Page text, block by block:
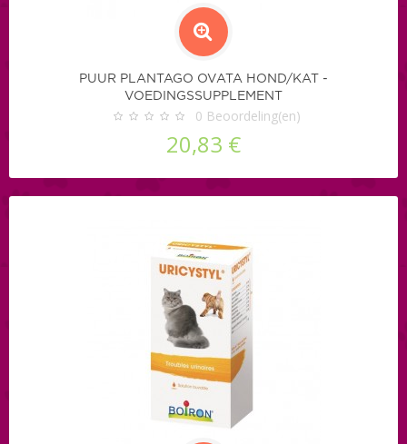
PUUR PLANTAGO OVATA HOND/KAT -
VOEDINGSSUPPLEMENT
0 Beoordeling(en)
20,83 €